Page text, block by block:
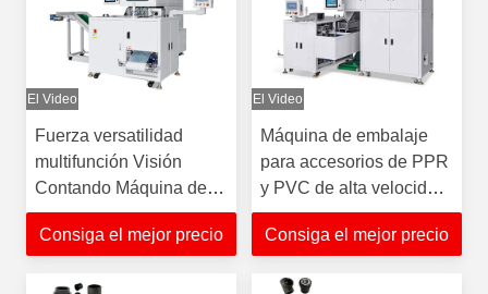
El Video
Fuerza versatilidad
multifunción Visión
Contando Máquina de
embalaje para el
embalaje de tubos de
Consiga el mejor precio
El Video
Máquina de embalaje
para accesorios de PPR
y PVC de alta velocidad
con precisión de conteo
Consiga el mejor precio